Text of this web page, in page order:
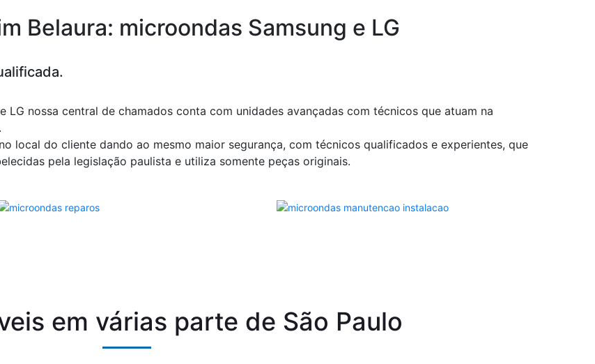
Belaura: microondas Samsung e LG
LG nossa central de chamados conta com unidades avançadas com técnicos que atuam na
local do cliente dando ao mesmo maior segurança, com técnicos qualificados e experientes, que
pela legislação paulista e utiliza somente peças originais.
em várias parte de São Paulo